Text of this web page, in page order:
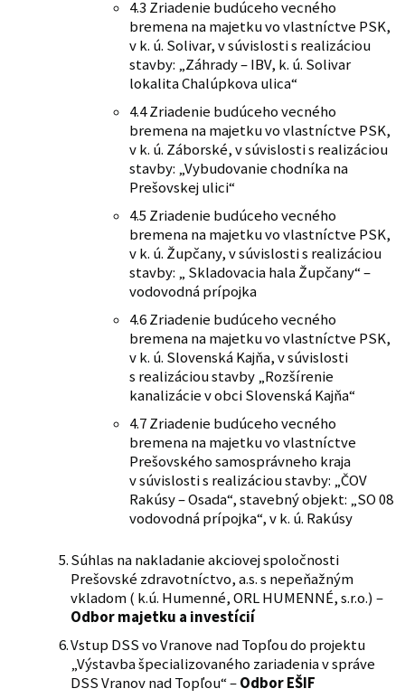
4.3 Zriadenie budúceho vecného
bremena na majetku vo vlastníctve PSK,
v k. ú. Solivar, v súvislosti s realizáciou
stavby: „Záhrady – IBV, k. ú. Solivar
lokalita Chalúpkova ulica“
4.4 Zriadenie budúceho vecného
bremena na majetku vo vlastníctve PSK,
v k. ú. Záborské, v súvislosti s realizáciou
stavby: „Vybudovanie chodníka na
Prešovskej ulici“
4.5 Zriadenie budúceho vecného
bremena na majetku vo vlastníctve PSK,
v k. ú. Župčany, v súvislosti s realizáciou
stavby: „ Skladovacia hala Župčany“ –
vodovodná prípojka
4.6 Zriadenie budúceho vecného
bremena na majetku vo vlastníctve PSK,
v k. ú. Slovenská Kajňa, v súvislosti
s realizáciou stavby „Rozšírenie
kanalizácie v obci Slovenská Kajňa“
4.7 Zriadenie budúceho vecného
bremena na majetku vo vlastníctve
Prešovského samosprávneho kraja
v súvislosti s realizáciou stavby: „ČOV
Rakúsy – Osada“, stavebný objekt: „SO 08
vodovodná prípojka“, v k. ú. Rakúsy
Súhlas na nakladanie akciovej spoločnosti
Prešovské zdravotníctvo, a.s. s nepeňažným
vkladom ( k.ú. Humenné, ORL HUMENNÉ, s.r.o.) –
Odbor majetku a investícií
Vstup DSS vo Vranove nad Topľou do projektu
„Výstavba špecializovaného zariadenia v správe
DSS Vranov nad Topľou“ –Odbor EŠIF